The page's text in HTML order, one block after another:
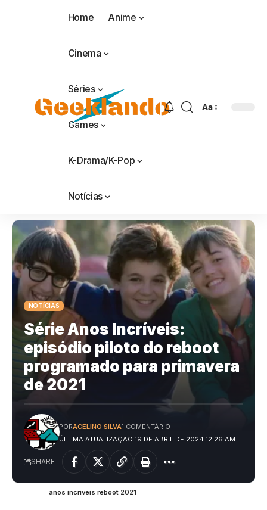
Home Anime
Cinema
Séries
Games
K-Drama/K-Pop
Notícias
Aa
NOTÍCIAS
Série Anos Incríveis:
episódio piloto do reboot
programado para primavera
de 2021
ÚLTIMA ATUALIZAÇÃO 19 DE ABRIL DE 2024 12:26 AM
PORACELINO SILVA1 COMENTÁRIO
SHARE
anos incriveis reboot 2021